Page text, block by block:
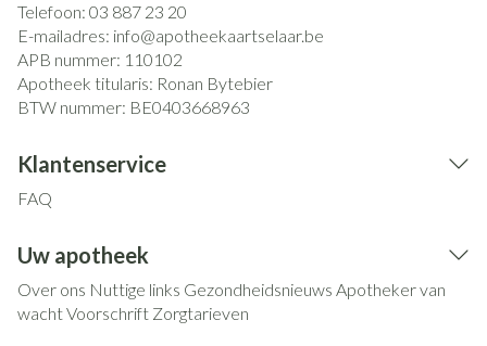
Telefoon: 03 887 23 20
E-mailadres: info@apotheekaartselaar.be
APB nummer: 110102
Apotheek titularis: Ronan Bytebier
BTW nummer: BE0403668963
Klantenservice
FAQ
Uw apotheek
Over ons Nuttige links Gezondheidsnieuws Apotheker van
wachtVoorschrift Zorgtarieven